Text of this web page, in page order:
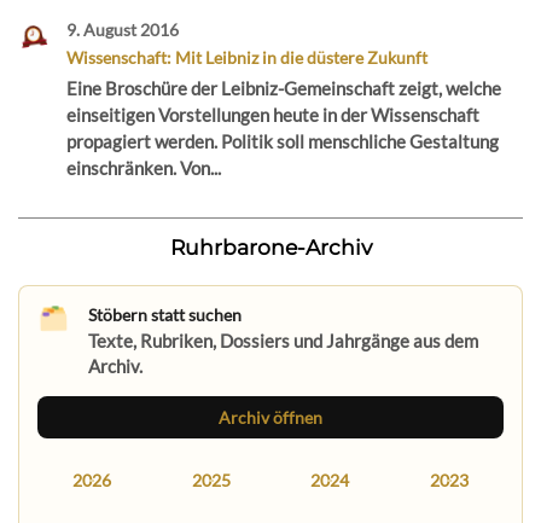
9. August 2016
Wissenschaft: Mit Leibniz in die düstere Zukunft
Eine Broschüre der Leibniz-Gemeinschaft zeigt, welche
einseitigen Vorstellungen heute in der Wissenschaft
propagiert werden. Politik soll menschliche Gestaltung
einschränken. Von...
Ruhrbarone-Archiv
Stöbern statt suchen
Texte, Rubriken, Dossiers und Jahrgänge aus dem
Archiv.
Archiv öffnen
2026 2025 2024 2023